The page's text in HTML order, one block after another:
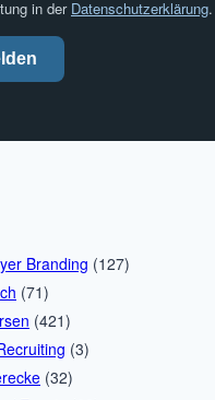
in der Datenschutzerklärung.
Branding (127)
(71)
(421)
(3)
(32)